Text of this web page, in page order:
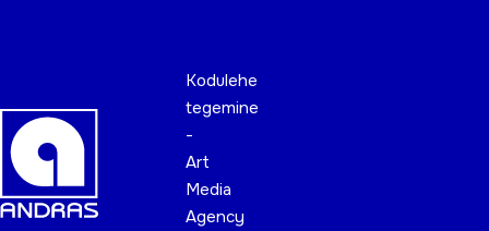
Kodulehe
tegemine
-
Art
Media
Agency